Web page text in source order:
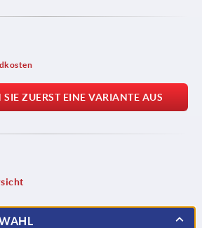
ZUERST EINE VARIANTE AUS